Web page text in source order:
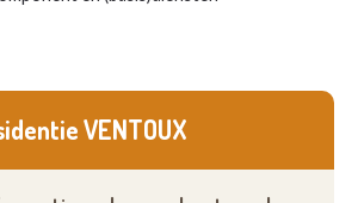
VENTOUX